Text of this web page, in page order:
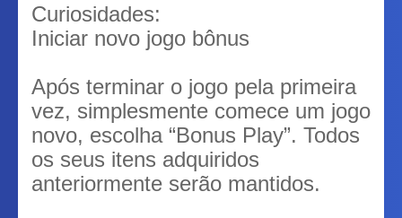
Curiosidades:
Iniciar novo jogo bônus
Após terminar o jogo pela primeira
vez, simplesmente comece um jogo
novo, escolha “Bonus Play”. Todos
os seus itens adquiridos
anteriormente serão mantidos.